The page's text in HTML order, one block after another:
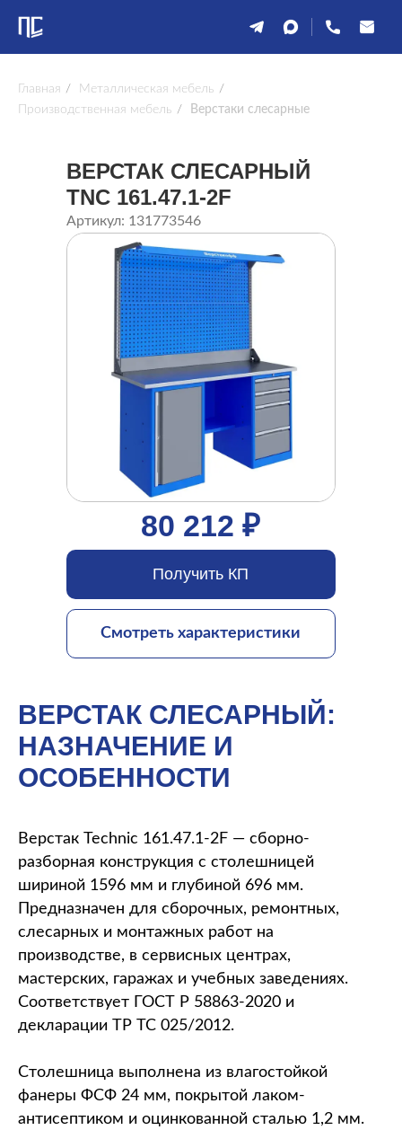
Главная / Металлическая мебель /
Производственная мебель / Верстаки слесарные
ВЕРСТАК СЛЕСАРНЫЙ
TNC 161.47.1-2F
Артикул: 131773546
80 212 ₽
Смотреть характеристики
Получить КП
ВЕРСТАК СЛЕСАРНЫЙ:
НАЗНАЧЕНИЕ И
ОСОБЕННОСТИ
Верстак Technic 161.47.1-2F — сборно-
разборная конструкция с столешницей
шириной 1596 мм и глубиной 696 мм.
Предназначен для сборочных, ремонтных,
слесарных и монтажных работ на
производстве, в сервисных центрах,
мастерских, гаражах и учебных заведениях.
Соответствует ГОСТ Р 58863-2020 и
декларации ТР ТС 025/2012.
Столешница выполнена из влагостойкой
фанеры ФСФ 24 мм, покрытой лаком-
антисептиком и оцинкованной сталью 1,2 мм.